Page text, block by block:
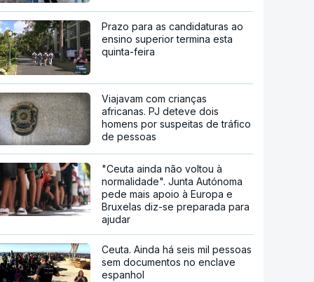
Prazo para as candidaturas ao
ensino superior termina esta
quinta-feira
Viajavam com crianças
africanas. PJ deteve dois
homens por suspeitas de tráfico
de pessoas
"Ceuta ainda não voltou à
normalidade". Junta Autónoma
pede mais apoio à Europa e
Bruxelas diz-se preparada para
ajudar
Ceuta. Ainda há seis mil pessoas
sem documentos no enclave
espanhol